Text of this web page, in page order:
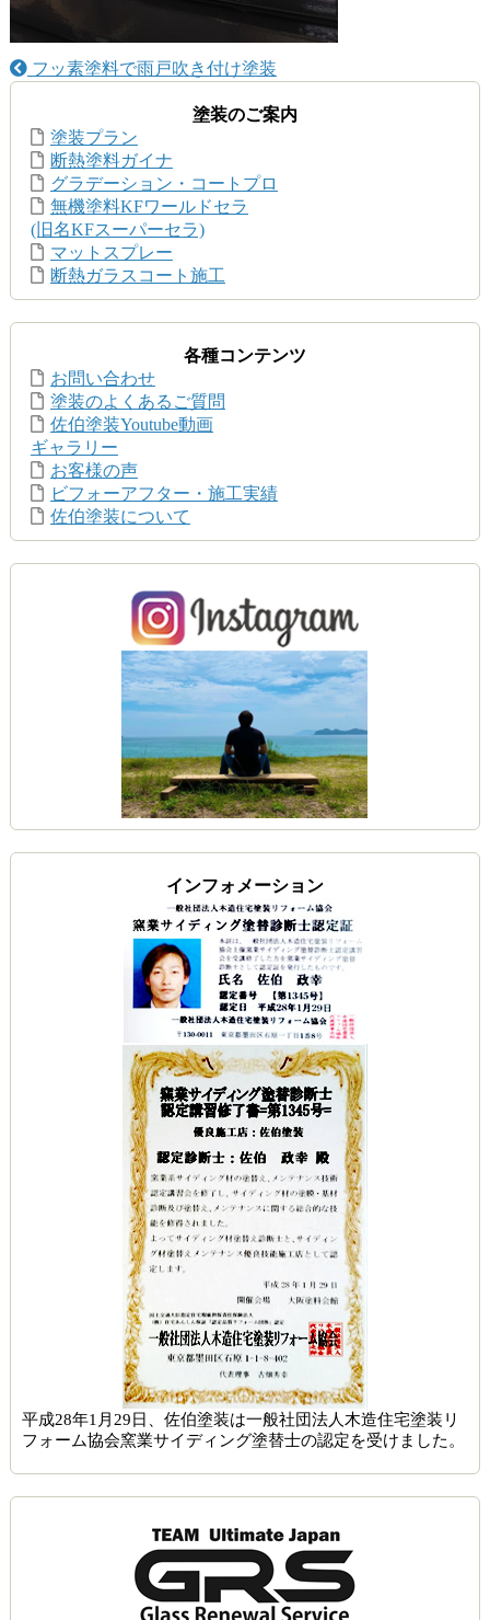
フッ素塗料で雨戸吹き付け塗装
塗装のご案内
塗装プラン
断熱塗料ガイナ
グラデーション・コートプロ
無機塗料KFワールドセラ
(旧名KFスーパーセラ)
マットスプレー
断熱ガラスコート施工
各種コンテンツ
お問い合わせ
塗装のよくあるご質問
佐伯塗装Youtube動画
ギャラリー
お客様の声
ビフォーアフター・施工実績
佐伯塗装について
インフォメーション
平成28年1月29日、佐伯塗装は一般社団法人木造住宅塗装リ
フォーム協会窯業サイディング塗替士の認定を受けました。